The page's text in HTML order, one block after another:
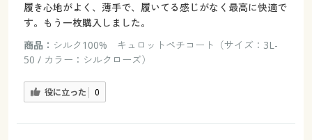
履き心地がよく、薄手で、履いてる感じがなく最高に快適で
す。もう一枚購入しました。
商品： シルク100% キュロットペチコート（サイズ：3L-
50 / カラー：シルクローズ）
役に立った 0